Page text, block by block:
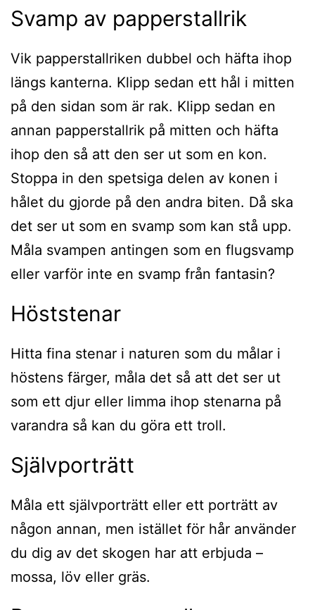
Svamp av papperstallrik
Vik papperstallriken dubbel och häfta ihop
längs kanterna. Klipp sedan ett hål i mitten
på den sidan som är rak. Klipp sedan en
annan papperstallrik på mitten och häfta
ihop den så att den ser ut som en kon.
Stoppa in den spetsiga delen av konen i
hålet du gjorde på den andra biten. Då ska
det ser ut som en svamp som kan stå upp.
Måla svampen antingen som en flugsvamp
eller varför inte en svamp från fantasin?
Höststenar
Hitta fina stenar i naturen som du målar i
höstens färger, måla det så att det ser ut
som ett djur eller limma ihop stenarna på
varandra så kan du göra ett troll.
Självporträtt
Måla ett självporträtt eller ett porträtt av
någon annan, men istället för hår använder
du dig av det skogen har att erbjuda –
mossa, löv eller gräs.